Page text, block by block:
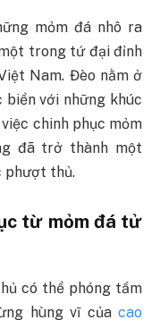
mỏm đá nhô ra
trong tứ đại đỉnh
Nam. Đèo nằm ở
với những khúc
chinh phục mỏm
đã trở thành một
phượt thủ.
từ mỏm đá tử
có thể phóng tầm
hùng vĩ của cao